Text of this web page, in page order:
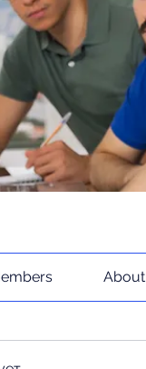
About